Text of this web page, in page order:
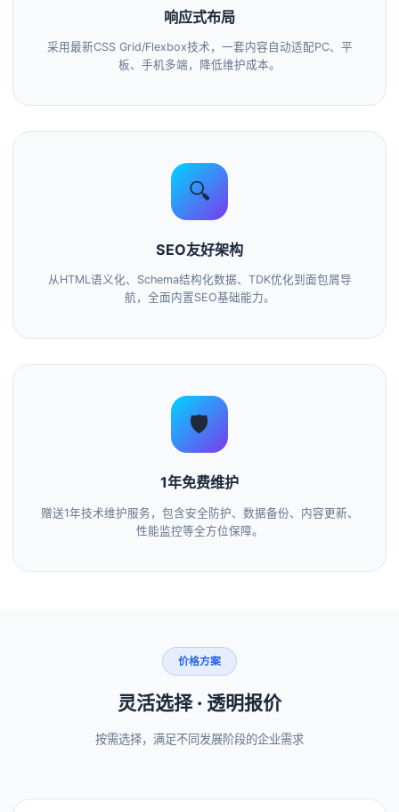
响应式布局
采用最新CSS Grid/Flexbox技术，一套内容自动适配PC、平
板、手机多端，降低维护成本。
🔍
SEO友好架构
从HTML语义化、Schema结构化数据、TDK优化到面包屑导
航，全面内置SEO基础能力。
🛡️
1年免费维护
赠送1年技术维护服务，包含安全防护、数据备份、内容更新、
性能监控等全方位保障。
价格方案
灵活选择 · 透明报价
按需选择，满足不同发展阶段的企业需求